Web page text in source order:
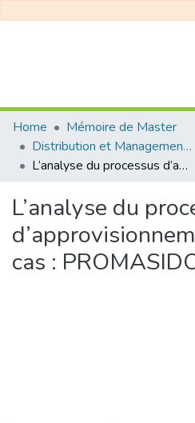
Communities & Collections
All of DSpace
Home
Mémoire de Master
Distribution et Management de la Chaîne Logistique
L’analyse du processus d’approvisionnement : étude de cas : PROMASIDOR DJAZAIR
L’analyse du
cas :